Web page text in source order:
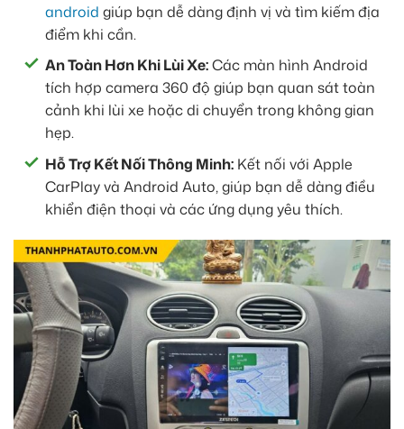
android giúp bạn dễ dàng định vị và tìm kiếm địa
điểm khi cần.
An Toàn Hơn Khi Lùi Xe:Các màn hình Android
tích hợp camera 360 độ giúp bạn quan sát toàn
cảnh khi lùi xe hoặc di chuyển trong không gian
hẹp.
Hỗ Trợ Kết Nối Thông Minh: Kết nối với Apple
CarPlay và Android Auto, giúp bạn dễ dàng điều
khiển điện thoại và các ứng dụng yêu thích.